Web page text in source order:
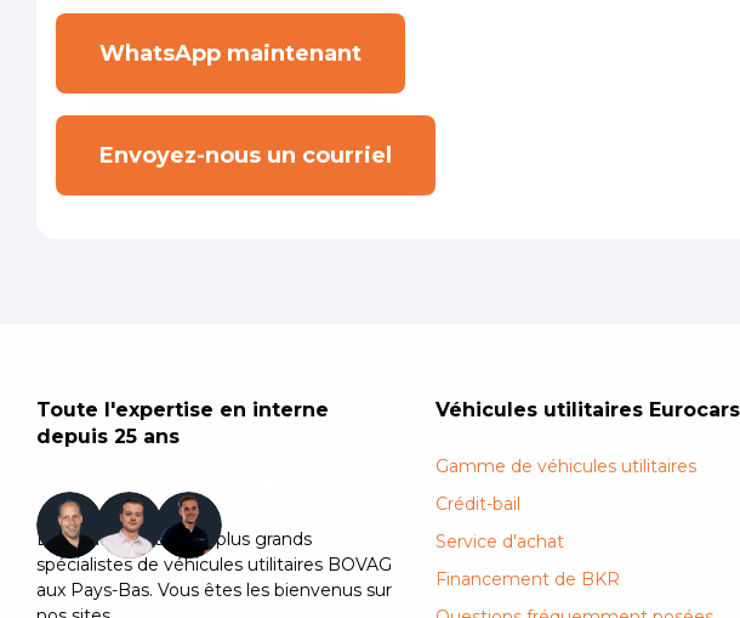
WhatsApp maintenant
Envoyez-nous un courriel
Toute l'expertise en interne
depuis 25 ans
Eurocars est l'un des plus grands
spécialistes de véhicules utilitaires BOVAG
aux Pays-Bas. Vous êtes les bienvenus sur
Véhicules utilitaires Eurocars
Gamme de véhicules utilitaires
Crédit-bail
Service d'achat
Financement de BKR